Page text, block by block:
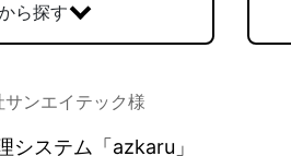
通
ら探す
サンエイテック様
システム「azkaru」